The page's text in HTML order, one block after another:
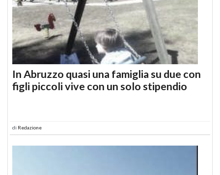
In Abruzzo quasi una famiglia su due con
figli piccoli vive con un solo stipendio
di Redazione